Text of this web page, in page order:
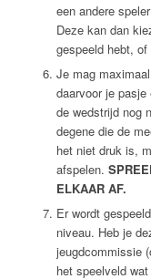
een andere
Deze kan dan
gespeeld hebt,
Je mag
daarvoor je
de wedstrijd nog
degene die de
het niet druk is,
afspelen.
ELKAAR AF.
Er wordt
niveau. Heb je
jeugdcommissie
het speelveld